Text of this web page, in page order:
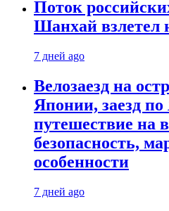
Поток
Шанхай взлетел
7 дней ago
Велозаезд на
Японии, заезд
путешествие на
безопасность,
особенности
7 дней ago